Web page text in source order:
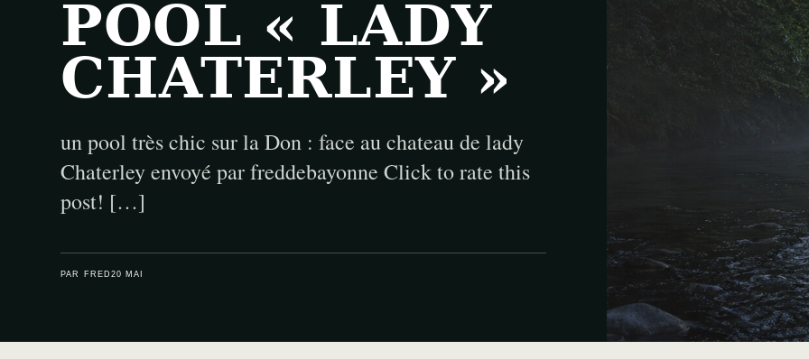
POOL « LADY
CHATERLEY »
un pool très chic sur la Don : face au chateau de lady
Chaterley envoyé par freddebayonne Click to rate this
post! […]
PAR FRED 20 MAI